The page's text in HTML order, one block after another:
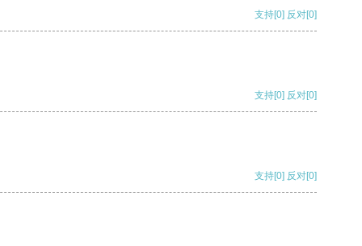
支持[0] 反对[0]
支持[0] 反对[0]
支持[0] 反对[0]